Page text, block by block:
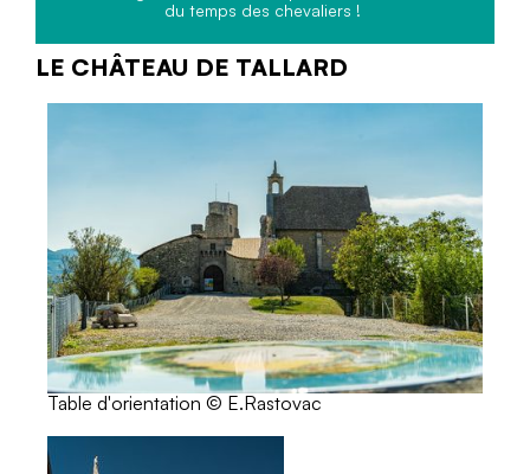
du temps des chevaliers !
LE CHÂTEAU DE TALLARD
Table d'orientation © E.Rastovac